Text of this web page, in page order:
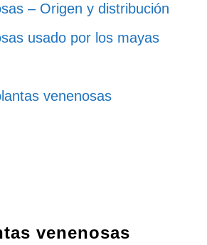
– Origen y distribución
usado por los mayas
venenosas
venenosas